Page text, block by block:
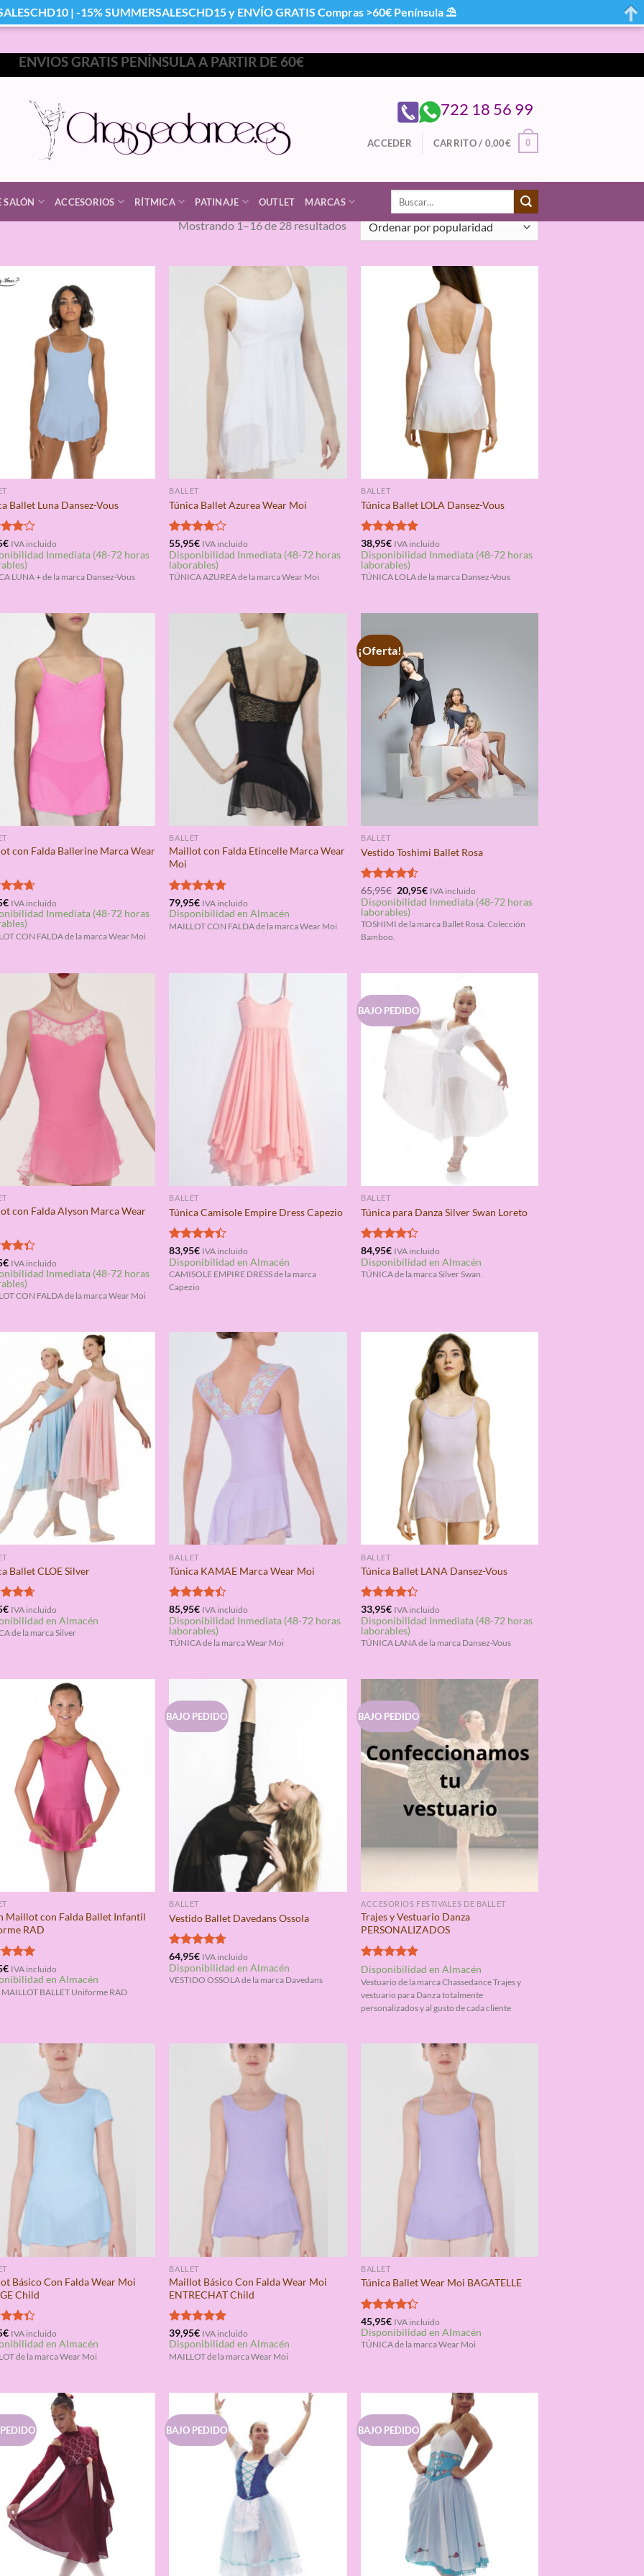
ENVIOS GRATIS PENÍNSULA A PARTIR DE 60€
722 18 56 99
ACCEDER CARRITO / 0,00€ 0
SALÓN ACCESORIOS RÍTMICA PATINAJE OUTLET MARCAS
Buscar
Mostrando 1–16 de 28 resultadosOrdenado
por
Ballet Luna Dansez-Vous
4.00
€ IVA incluido
Inmediata (48-72 horas
LUNA + de la marca Dansez-Vous
BALLET
Túnica Ballet Azurea Wear Moi
Valorado
con4.00
de 5
55,95€ IVA incluido
Disponibilidad Inmediata (48-72 horas
laborables)
TÚNICA AZUREA de la marca Wear Moi
BALLET
Túnica Ballet LOLA Dansez-Vous
Valorado
con5.00
de 5
38,95€ IVA incluido
Disponibilidad Inmediata (48-72 horas
laborables)
TÚNICA LOLA de la marca Dansez-Vous
con Falda Ballerine Marca Wear
4.67
€ IVA incluido
Inmediata (48-72 horas
CON FALDA de la marca Wear Moi
BALLET
Maillot con Falda Etincelle Marca Wear
Moi
Valorado
con4.75
de 5
79,95€ IVA incluido
Disponibilidad en Almacén
MAILLOT CON FALDA de la marca Wear Moi
¡Oferta!
BALLET
Vestido Toshimi Ballet Rosa
Valorado
con4.50
de 5
65,95€ El
precio
original
era:
65,95€.
20,95€El
precio
actual
20,95€.
IVA incluido
Disponibilidad Inmediata (48-72 horas
laborables)
TOSHIMI de la marca Ballet Rosa. Colección
Bamboo.
con Falda Alyson Marca Wear
4.33
€ IVA incluido
Inmediata (48-72 horas
CON FALDA de la marca Wear Moi
BALLET
Túnica Camisole Empire Dress Capezio
Valorado
con4.33
de 5
83,95€ IVA incluido
Disponibilidad en Almacén
CAMISOLE EMPIRE DRESS de la marca
Capezio
BAJO PEDIDO
BALLET
Túnica para Danza Silver Swan Loreto
Valorado
con4.33
de 5
84,95€ IVA incluido
Disponibilidad en Almacén
TÚNICA de la marca Silver Swan.
Ballet CLOE Silver
4.67
€ IVA incluido
en Almacén
de la marca Silver
BALLET
Túnica KAMAE Marca Wear Moi
Valorado
con4.33
de 5
85,95€ IVA incluido
Disponibilidad Inmediata (48-72 horas
laborables)
TÚNICA de la marca Wear Moi
BALLET
Túnica Ballet LANA Dansez-Vous
Valorado
con4.33
de 5
33,95€ IVA incluido
Disponibilidad Inmediata (48-72 horas
laborables)
TÚNICA LANA de la marca Dansez-Vous
Maillot con Falda Ballet Infantil
RAD
5.00
€ IVA incluido
en Almacén
BALLET Uniforme RAD
BAJO PEDIDO
BALLET
Vestido Ballet Davedans Ossola
Valorado
con4.67
de 5
64,95€ IVA incluido
Disponibilidad en Almacén
VESTIDO OSSOLA de la marca Davedans
BAJO PEDIDO
ACCESORIOS FESTIVALES DE BALLET
Trajes y Vestuario Danza
PERSONALIZADOS
Valorado
con4.83
de 5
Disponibilidad en Almacén
Vestuario de la marca Chassedance Trajes y
vestuario para Danza totalmente
personalizados y al gusto de cada cliente
Básico Con Falda Wear Moi
Child
4.33
€ IVA incluido
en Almacén
de la marca Wear Moi
BALLET
Maillot Básico Con Falda Wear Moi
ENTRECHAT Child
Valorado
con5.00
de 5
39,95€ IVA incluido
Disponibilidad en Almacén
MAILLOT de la marca Wear Moi
BALLET
Túnica Ballet Wear Moi BAGATELLE
Valorado
con4.33
de 5
45,95€ IVA incluido
Disponibilidad en Almacén
TÚNICA de la marca Wear Moi
BAJO PEDIDO BAJO PEDIDO
| -15% SUMMERSALESCHD15 y ENVÍO GRATIS Compras >60€ Península ⛱